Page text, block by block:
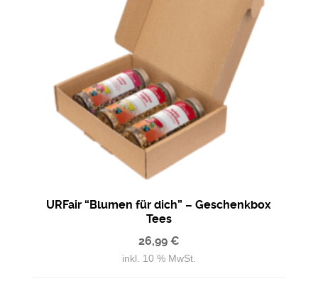
URFair “Blumen für dich” – Geschenkbox
Tees
26,99 €
inkl. 10 % MwSt.